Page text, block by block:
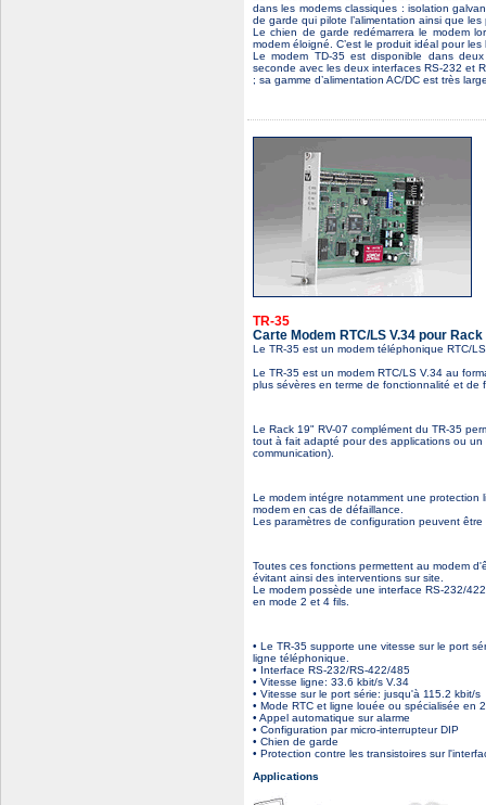
dans les modems classiques : isolation
de garde qui pilote l’alimentation ainsi que
Le chien de garde redémarrera le modem
modem éloigné. C’est le produit idéal pour les
Le modem TD-35 est disponible dans
seconde avec les deux interfaces RS-232 et
; sa gamme d’alimentation AC/DC est très
TR-35
Carte Modem RTC/LS V.34 pour
Le TR-35 est un modem téléphonique RTC/
Le TR-35 est un modem RTC/LS V.34 au
plus sévères en terme de fonctionnalité et de
Le Rack 19" RV-07 complément du TR-35
tout à fait adapté pour des applications ou
communication).
Le modem intégre notamment une protection
modem en cas de défaillance.
Les paramètres de configuration peuvent
Toutes ces fonctions permettent au modem
évitant ainsi des interventions sur site.
Le modem possède une interface RS-232/
en mode 2 et 4 fils.
• Le TR-35 supporte une vitesse sur le port
ligne téléphonique.
• Interface RS-232/RS-422/485
• Vitesse ligne: 33.6 kbit/s V.34
• Vitesse sur le port série: jusqu'à 115.2 kbit/s
• Mode RTC et ligne louée ou spécialisée en
• Appel automatique sur alarme
• Configuration par micro-interrupteur DIP
• Chien de garde
• Protection contre les transistoires sur
Applications